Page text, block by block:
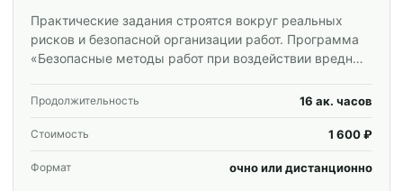
Практические задания строятся вокруг реальных
рисков и безопасной организации работ. Программа
«Безопасные методы работ при воздействии вредных
специалистов и корпоративных групп.
Продолжительность 16 ак. часов
Стоимость 1 600 ₽
Формат очно или дистанционно